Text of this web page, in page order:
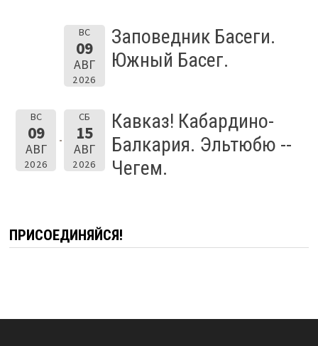
ВС
09
АВГ
2026
Заповедник Басеги.
Южный Басег.
ВС
09
АВГ
2026
СБ
15
АВГ
2026
Кавказ! Кабардино-
Балкария. Эльтюбю --
Чегем.
ПРИСОЕДИНЯЙСЯ!